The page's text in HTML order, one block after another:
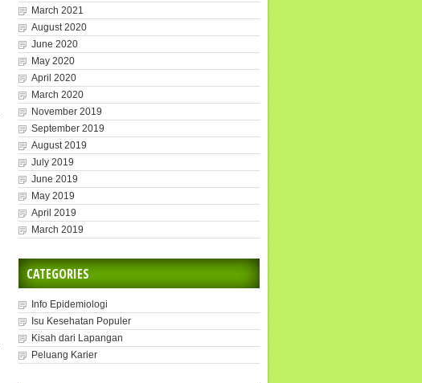
March 2021
August 2020
June 2020
May 2020
April 2020
March 2020
November 2019
September 2019
August 2019
July 2019
June 2019
May 2019
April 2019
March 2019
CATEGORIES
Info Epidemiologi
Isu Kesehatan Populer
Kisah dari Lapangan
Peluang Karier